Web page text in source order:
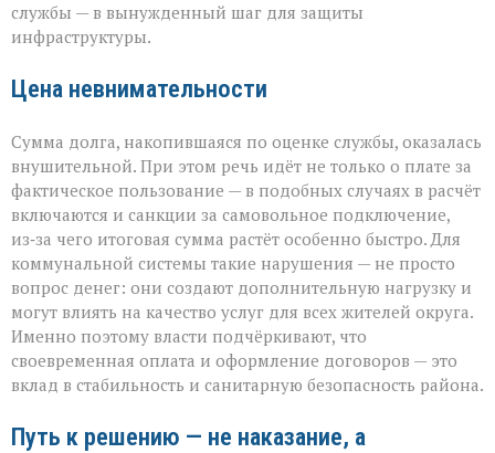
службы — в вынужденный шаг для защиты
инфраструктуры.
Цена невнимательности
Сумма долга, накопившаяся по оценке службы, оказалась
внушительной. При этом речь идёт не только о плате за
фактическое пользование — в подобных случаях в расчёт
включаются и санкции за самовольное подключение,
из‑за чего итоговая сумма растёт особенно быстро. Для
коммунальной системы такие нарушения — не просто
вопрос денег: они создают дополнительную нагрузку и
могут влиять на качество услуг для всех жителей округа.
Именно поэтому власти подчёркивают, что
своевременная оплата и оформление договоров — это
вклад в стабильность и санитарную безопасность района.
Путь к решению — не наказание, а